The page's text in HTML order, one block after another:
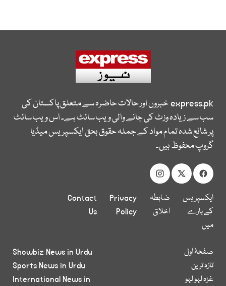
express.pkخبروں اور حالات حاضرہ سے متعلق پاکستان کی
سب سے زیادہ وزٹ کی جانے والی ویب سائٹ ہے۔ اس ویب سائٹ
پر شائع شدہ تمام مواد کے جملہ حقوق بحق ایکسپریس میڈیا
گروپ محفوظ ہیں۔
ایکسپریس
کے بارے
میں
ضابطہ
اخلاق
Privacy
Policy
Contact
Us
صفحۂ اول
تازہ ترین
غزہ لہو لہو
Showbiz News in Urdu
Sports News in Urdu
International News in